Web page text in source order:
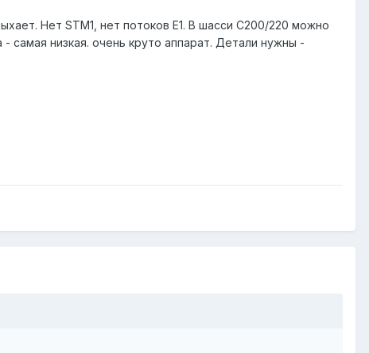
Нет STM1, нет потоков Е1. В шасси C200/220 можно
- самая низкая. очень круто аппарат. Детали нужны -